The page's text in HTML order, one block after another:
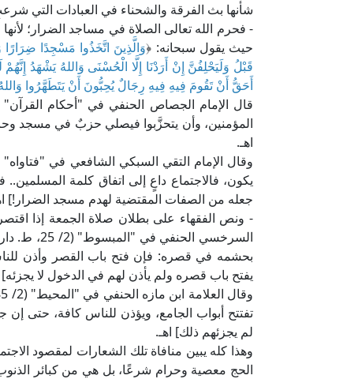
شأنها بث الفرقة والشحناء في العبادات التي
- فحرم الله تعالى الصلاة في مساجد الضرار؛
حيث يقول سبحانه: ﴿وَالَّذِينَ اتَّخَذُوا مَسْجِدًا
قَبْلُ وَلَيَحْلِفُنَّ إِنْ أَرَدْنَا إِلَّا الْحُسْنَى وَاللهُ يَشْهَدُ
أَحَقُّ أَنْ تَقُومَ فِيهِ فِيهِ رِجَالٌ يُحِبُّونَ أَنْ يَتَطَهَّرُوا
المؤمنين، وأن يتحزَّبوا فيصلي حزبٌ في مسجد
اهـ.
يكون، فالاجتماع داعٍ إلى اتفاق كلمة المسلمين..
جعله من الصفات المقتضية لهدم مسجد الضرار!]
- ونص الفقهاء على بطلان صلاة الجمعة إذا
السرخسي
بحشمه في قصره: فإن فتح باب القصر وأذن
يفتح باب قصره ولم يأذن لهم في الدخول لا يجزئه]
تفتتح أبواب الجامع، ويؤذن للناس كافة، حتى إن
لم يجزئهم ذلك] اهـ.
وهذا كله يبين منافاة تلك الشعارات لمقصود
الحج معصية وحرام شرعًا، بل هي من كبائر